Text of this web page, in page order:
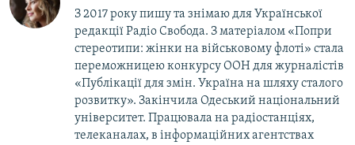
З 2017 року пишу та знімаю для Української
редакції Радіо Свобода. З матеріалом «Попри
стереотипи: жінки на військовому флоті» стала
переможницею конкурсу ООН для журналістів
«Публікації для змін. Україна на шляху сталого
розвитку». Закінчила Одеський національний
університет. Працювала на радіостанціях,
телеканалах, в інформаційних агентствах